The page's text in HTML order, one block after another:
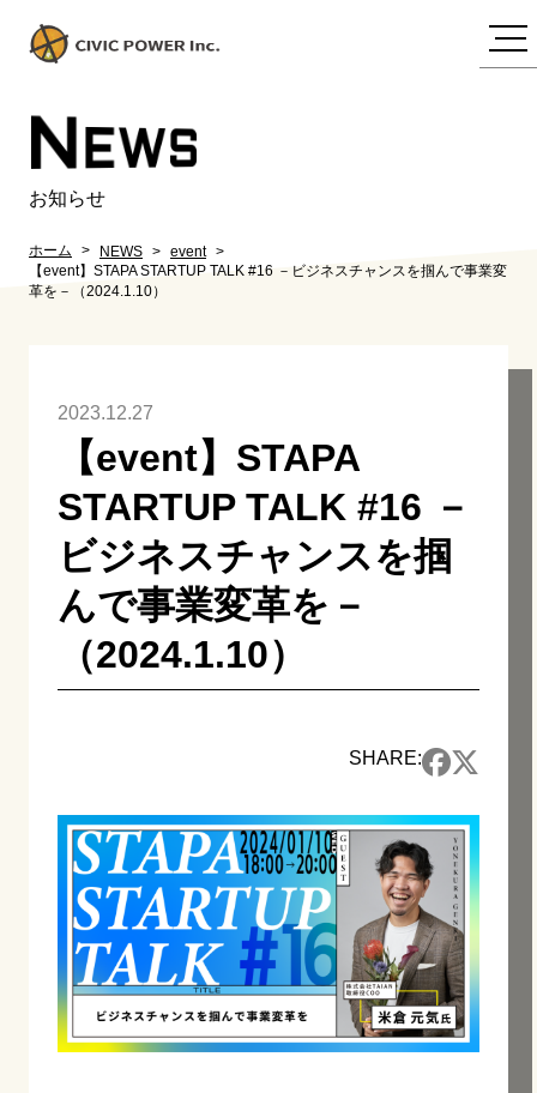
NEWS
お知らせ
ホーム NEWS
event
【event】STAPA STARTUP TALK #16 －ビジネスチャンスを掴んで事業変
革を－（2024.1.10）
2023.12.27
【event】STAPA
STARTUP TALK #16 －
ビジネスチャンスを掴
んで事業変革を－
（2024.1.10）
SHARE: